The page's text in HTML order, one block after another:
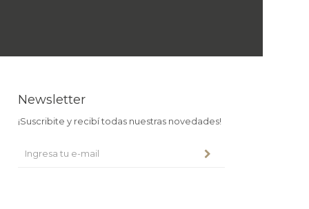
Newsletter
¡Suscribite y recibí todas nuestras novedades!